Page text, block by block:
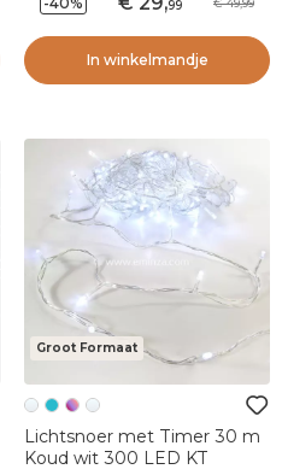
99
In winkelmandje
Groot Formaat
Lichtsnoer met Timer 30 m
Koud wit 300 LED KT